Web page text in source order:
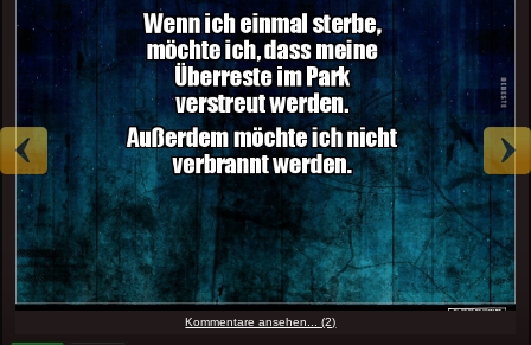
Kommentare ansehen... (2)